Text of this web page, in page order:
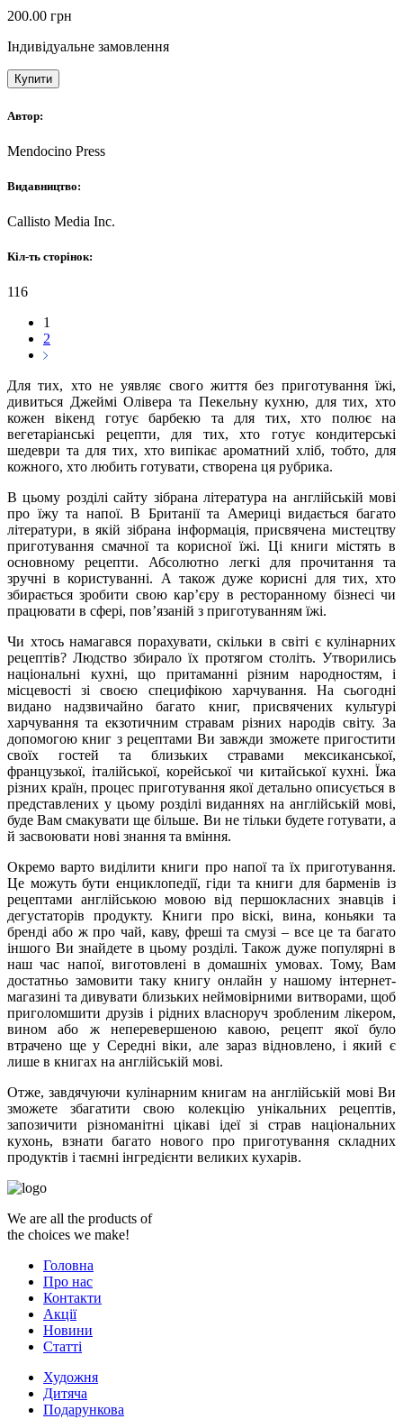
200.00 грн
Індивідуальне замовлення
Купити
Автор:
Mendocino Press
Видавництво:
Callisto Media Inc.
Кіл-ть сторінок:
116
1
2
Для тих, хто не уявляє свого життя без приготування їжі,
дивиться Джеймі Олівера та Пекельну кухню, для тих, хто
кожен вікенд готує барбекю та для тих, хто полює на
вегетаріанські рецепти, для тих, хто готує кондитерські
шедеври та для тих, хто випікає ароматний хліб, тобто, для
кожного, хто любить готувати, створена ця рубрика.
В цьому розділі сайту зібрана література на англійській мові
про їжу та напої. В Британії та Америці видається багато
літератури, в якій зібрана інформація, присвячена мистецтву
приготування смачної та корисної їжі. Ці книги містять в
основному рецепти. Абсолютно легкі для прочитання та
зручні в користуванні. А також дуже корисні для тих, хто
збирається зробити свою кар’єру в ресторанному бізнесі чи
працювати в сфері, пов’язаній з приготуванням їжі.
Чи хтось намагався порахувати, скільки в світі є кулінарних
рецептів? Людство збирало їх протягом століть. Утворились
національні кухні, що притаманні різним народностям, і
місцевості зі своєю специфікою харчування. На сьогодні
видано надзвичайно багато книг, присвячених культурі
харчування та екзотичним стравам різних народів світу. За
допомогою книг з рецептами Ви завжди зможете пригостити
своїх гостей та близьких стравами мексиканської,
французької, італійської, корейської чи китайської кухні. Їжа
різних країн, процес приготування якої детально описується в
представлених у цьому розділі виданнях на англійській мові,
буде Вам смакувати ще більше. Ви не тільки будете готувати, а
й засвоювати нові знання та вміння.
Окремо варто виділити книги про напої та їх приготування.
Це можуть бути енциклопедії, гіди та книги для барменів із
рецептами англійською мовою від першокласних знавців і
дегустаторів продукту. Книги про віскі, вина, коньяки та
бренді або ж про чай, каву, фреші та смузі – все це та багато
іншого Ви знайдете в цьому розділі. Також дуже популярні в
наш час напої, виготовлені в домашніх умовах. Тому, Вам
достатньо замовити таку книгу онлайн у нашому інтернет-
магазині та дивувати близьких неймовірними витворами, щоб
приголомшити друзів і рідних власноруч зробленим лікером,
вином або ж неперевершеною кавою, рецепт якої було
втрачено ще у Середні віки, але зараз відновлено, і який є
лише в книгах на англійській мові.
Отже, завдячуючи кулінарним книгам на англійській мові Ви
зможете збагатити свою колекцію унікальних рецептів,
запозичити різноманітні цікаві ідеї зі страв національних
кухонь, взнати багато нового про приготування складних
продуктів і таємні інгредієнти великих кухарів.
We are all the products of
the choices we make!
Головна
Про нас
Контакти
Акції
Новини
Статті
Художня
Дитяча
Подарункова